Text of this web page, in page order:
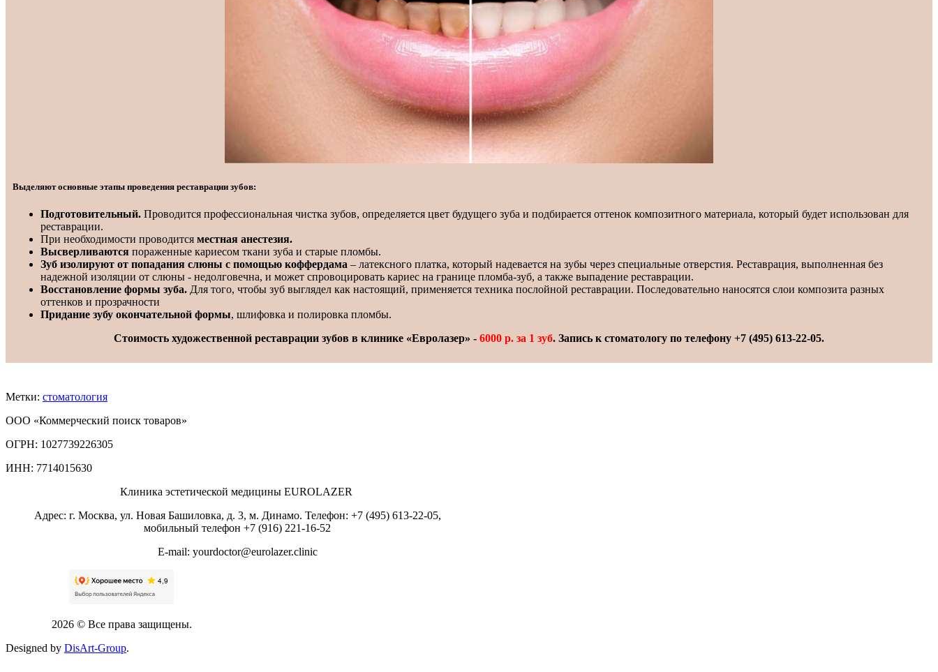
Выделяют основные этапы проведения реставрации зубов:
Подготовительный. Проводится профессиональная чистка зубов, определяется цвет будущего зуба и подбирается оттенок композитного материала, который будет использован для
реставрации.
При необходимости проводится местная анестезия.
Высверливаются пораженные кариесом ткани зуба и старые пломбы.
Зуб изолируют от попадания слюны с помощью коффердама – латексного платка, который надевается на зубы через специальные отверстия. Реставрация, выполненная без
надежной изоляции от слюны - недолговечна, и может спровоцировать кариес на границе пломба-зуб, а также выпадение реставрации.
Восстановление формы зуба. Для того, чтобы зуб выглядел как настоящий, применяется техника послойной реставрации. Последовательно наносятся слои композита разных
оттенков и прозрачности
Придание зубу окончательной формы, шлифовка и полировка пломбы.
Стоимость художественной реставрации зубов в клинике «Евролазер» - 6000 р. за 1 зуб. Запись к стоматологу по телефону +7 (495) 613-22-05.
Метки: стоматология
ООО «Коммерческий поиск товаров»
ОГРН: 1027739226305
ИНН: 7714015630
Клиника эстетической медицины EUROLAZER
Адрес: г. Москва, ул. Новая Башиловка, д. 3, м. Динамо. Телефон: +7 (495) 613-22-05,
мобильный телефон +7 (916) 221-16-52
E-mail: yourdoctor@eurolazer.clinic
2026 © Все права защищены.
Designed by DisArt-Group.